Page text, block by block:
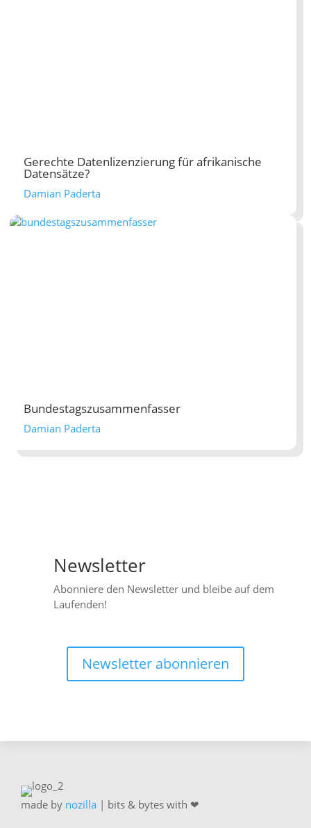
Gerechte Datenlizenzierung für afrikanische
Datensätze?
Damian Paderta
Bundestagszusammenfasser
Damian Paderta
Newsletter
Abonniere den Newsletter und bleibe auf dem
Laufenden!
Newsletter abonnieren
made by nozilla | bits & bytes with ❤